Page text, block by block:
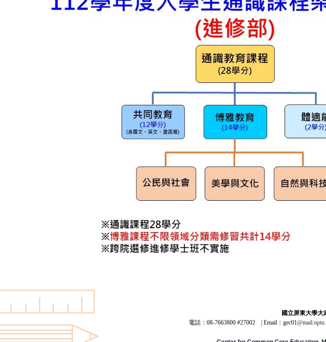
國立屏東大學
電話：08-7663800 #27002
Email：gec01